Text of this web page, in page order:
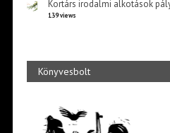
Kortárs irodalmi alkotások
139 views
Könyvesbolt